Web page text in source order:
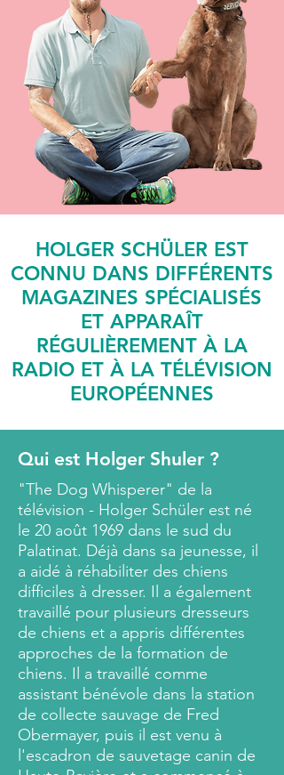
HOLGER SCHÜLER EST
CONNU DANS DIFFÉRENTS
MAGAZINES SPÉCIALISÉS
ET APPARAÎT
RÉGULIÈREMENT À LA
RADIO ET À LA TÉLÉVISION
EUROPÉENNES
Qui est Holger Shuler ?
"The Dog Whisperer" de la
télévision - Holger Schüler est né
le 20 août 1969 dans le sud du
Palatinat. Déjà dans sa jeunesse, il
a aidé à réhabiliter des chiens
difficiles à dresser. Il a également
travaillé pour plusieurs dresseurs
de chiens et a appris différentes
approches de la formation de
chiens. Il a travaillé comme
assistant bénévole dans la station
de collecte sauvage de Fred
Obermayer, puis il est venu à
l'escadron de sauvetage canin de